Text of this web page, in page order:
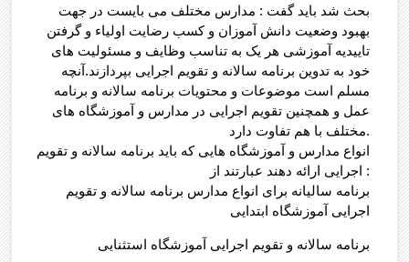
بحث شد باید گفت : مدارس مختلف می بایست در جهت
بهبود وضعیت دانش آموزان و کسب رضایت اولیاء و گرفتن
تاییدیه آموزشی هر یک به تناسب وظایف و مسئولیت های
خود به تدوین برنامه سالانه و تقویم اجرایی بپردازند.آنچه
مسلم است موضوعات و محتویات برنامه سالانه و برنامه
عمل و همچنین تقویم اجرایی در مدارس و آموزشگاه های
مختلف با هم تفاوت دارد.
انواع مدارس و آموزشگاه هایی که باید برنامه سالانه و تقویم
اجرایی ارائه دهند عبارتند از :
برنامه سالیانه برای انواع مدارس برنامه سالانه و تقویم
اجرایی آموزشگاه ابتدایی
برنامه سالانه و تقویم اجرایی آموزشگاه استثنایی